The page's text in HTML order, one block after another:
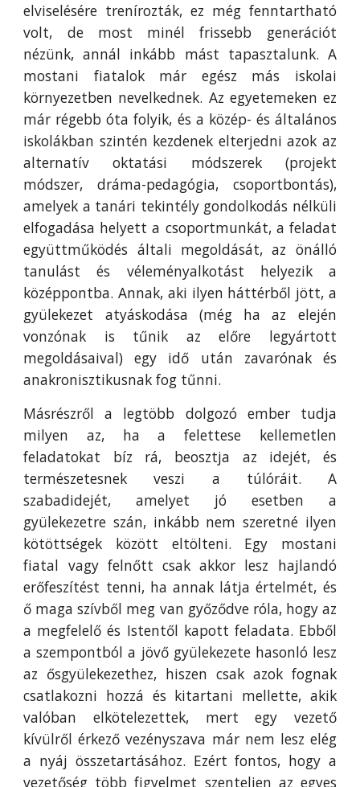
elviselésére trenírozták, ez még fenntartható
volt, de most minél frissebb generációt
nézünk, annál inkább mást tapasztalunk. A
mostani fiatalok már egész más iskolai
környezetben nevelkednek. Az egyetemeken ez
már régebb óta folyik, és a közép- és általános
iskolákban szintén kezdenek elterjedni azok az
alternatív oktatási módszerek (projekt
módszer, dráma-pedagógia, csoportbontás),
amelyek a tanári tekintély gondolkodás nélküli
elfogadása helyett a csoportmunkát, a feladat
együttműködés általi megoldását, az önálló
tanulást és véleményalkotást helyezik a
középpontba. Annak, aki ilyen háttérből jött, a
gyülekezet atyáskodása (még ha az elején
vonzónak is tűnik az előre legyártott
megoldásaival) egy idő után zavarónak és
anakronisztikusnak fog tűnni.
Másrészről a legtöbb dolgozó ember tudja
milyen az, ha a felettese kellemetlen
feladatokat bíz rá, beosztja az idejét, és
természetesnek veszi a túlóráit. A
szabadidejét, amelyet jó esetben a
gyülekezetre szán, inkább nem szeretné ilyen
kötöttségek között eltölteni. Egy mostani
fiatal vagy felnőtt csak akkor lesz hajlandó
erőfeszítést tenni, ha annak látja értelmét, és
ő maga szívből meg van győződve róla, hogy az
a megfelelő és Istentől kapott feladata. Ebből
a szempontból a jövő gyülekezete hasonló lesz
az ősgyülekezethez, hiszen csak azok fognak
csatlakozni hozzá és kitartani mellette, akik
valóban elkötelezettek, mert egy vezető
kívülről érkező vezényszava már nem lesz elég
a nyáj összetartásához. Ezért fontos, hogy a
vezetőség több figyelmet szenteljen az egyes